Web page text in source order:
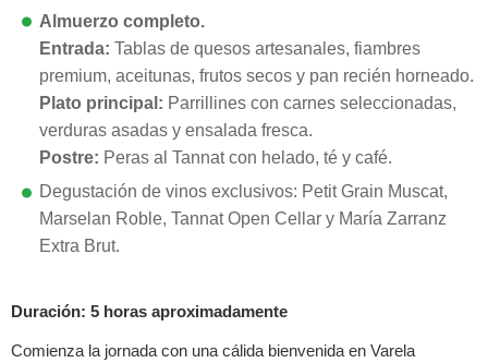
Almuerzo completo.
Entrada: Tablas de quesos artesanales, fiambres
premium, aceitunas, frutos secos y pan recién horneado.
Plato principal: Parrillines con carnes seleccionadas,
verduras asadas y ensalada fresca.
Postre: Peras al Tannat con helado, té y café.
Degustación de vinos exclusivos: Petit Grain Muscat,
Marselan Roble, Tannat Open Cellar y María Zarranz
Extra Brut.
Duración: 5 horas aproximadamente
Comienza la jornada con una cálida bienvenida en Varela